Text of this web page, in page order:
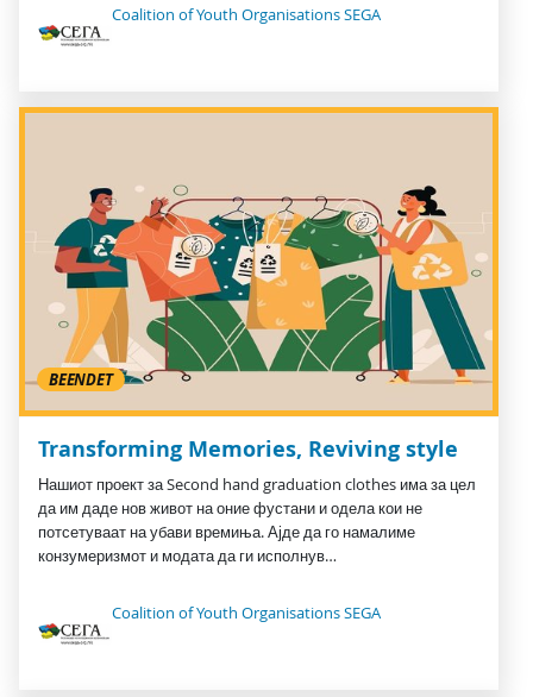
Coalition of Youth Organisations SEGA
BEENDET
Transforming Memories, Reviving style
Нашиот проект за Second hand graduation clothes има за цел
да им даде нов живот на оние фустани и одела кои не
потсетуваат на убави времиња. Ајде да го намалиме
конзумеризмот и модата да ги исполнув…
Coalition of Youth Organisations SEGA